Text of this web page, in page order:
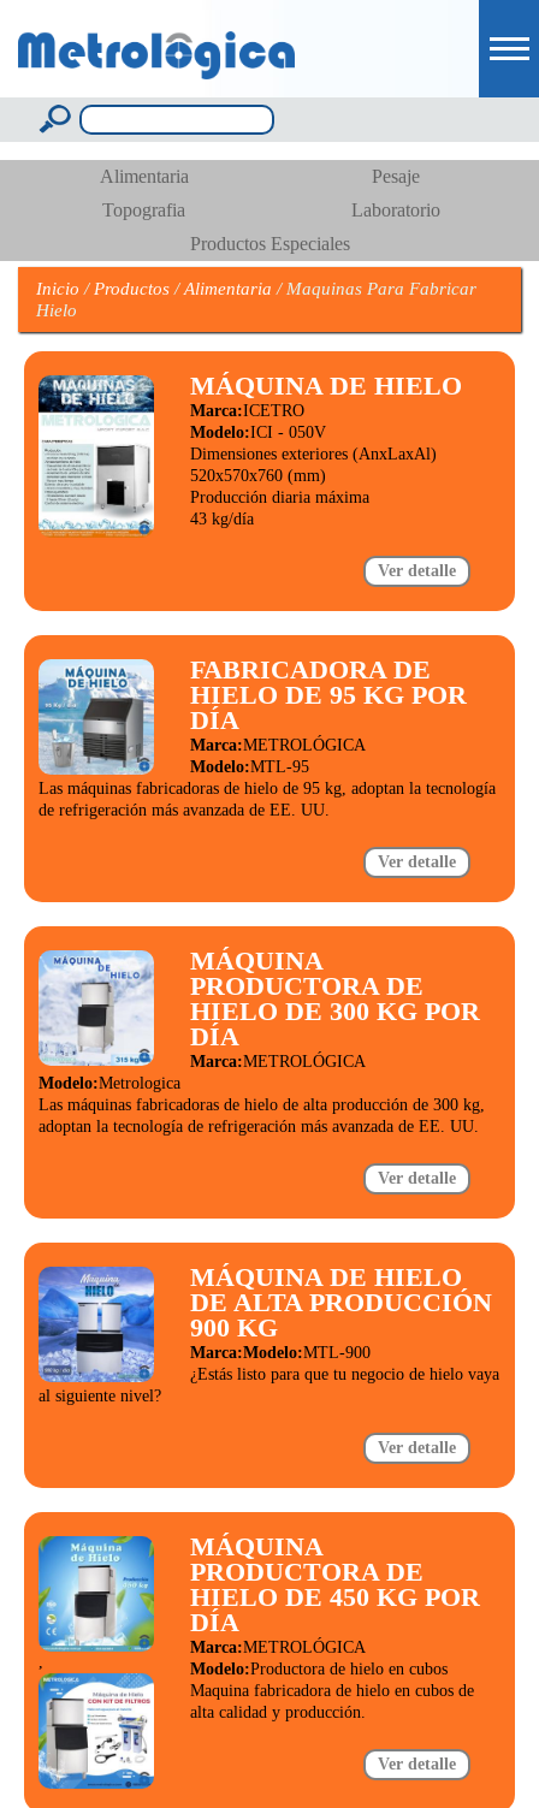
contenido
principal
Formulario de búsqueda
Buscar
Alimentaria
Pesaje
Topografia
Laboratorio
Productos Especiales
Inicio / Productos / Alimentaria / Maquinas Para Fabricar
Hielo
MÁQUINA DE HIELO
Marca:ICETRO
Modelo:ICI - 050V
Dimensiones exteriores (AnxLaxAl)
520x570x760 (mm)
Producción diaria máxima
43 kg/día
Ver detalle
FABRICADORA DE
HIELO DE 95 KG POR
DÍA
Marca:METROLÓGICA
Modelo:MTL-95
Las máquinas fabricadoras de hielo de 95 kg, adoptan la tecnología
de refrigeración más avanzada de EE. UU.
Ver detalle
MÁQUINA
PRODUCTORA DE
HIELO DE 300 KG POR
DÍA
Marca:METROLÓGICA
Modelo:Metrologica
Las máquinas fabricadoras de hielo de alta producción de 300 kg,
adoptan la tecnología de refrigeración más avanzada de EE. UU.
Ver detalle
MÁQUINA DE HIELO
DE ALTA PRODUCCIÓN
900 KG
Marca:Modelo:MTL-900
¿Estás listo para que tu negocio de hielo vaya
al siguiente nivel?
Ver detalle
MÁQUINA
PRODUCTORA DE
HIELO DE 450 KG POR
DÍA
Marca:METROLÓGICA
Modelo:Productora de hielo en cubos
Maquina fabricadora de hielo en cubos de
alta calidad y producción.
Ver detalle
Páginas